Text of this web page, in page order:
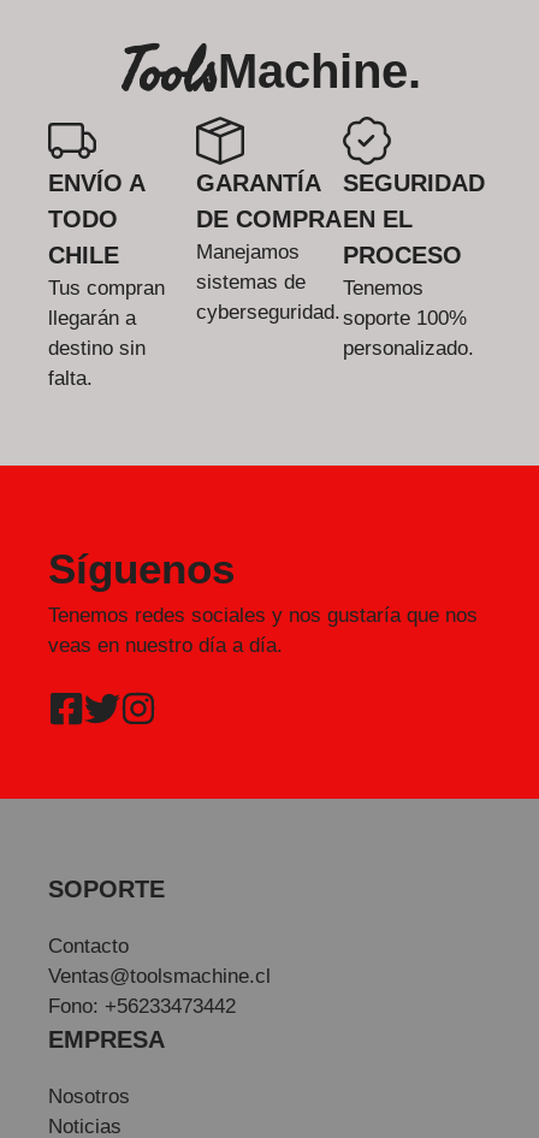
ToolsMachine.
ENVÍO A
TODO
CHILE
Tus compran
llegarán a
destino sin
falta.
GARANTÍA
DE COMPRA
Manejamos
sistemas de
cyberseguridad.
SEGURIDAD
EN EL
PROCESO
Tenemos
soporte 100%
personalizado.
Síguenos
Tenemos redes sociales y nos gustaría que nos
veas en nuestro día a día.
SOPORTE
Contacto
Ventas@toolsmachine.cl
Fono: +56233473442
EMPRESA
Nosotros
Noticias